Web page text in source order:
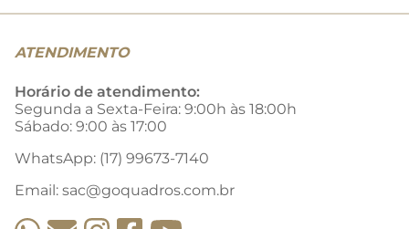
ATENDIMENTO
Horário de atendimento:
Segunda a Sexta-Feira: 9:00h às 18:00h
Sábado: 9:00 às 17:00
WhatsApp: (17) 99673-7140
Email: sac@goquadros.com.br